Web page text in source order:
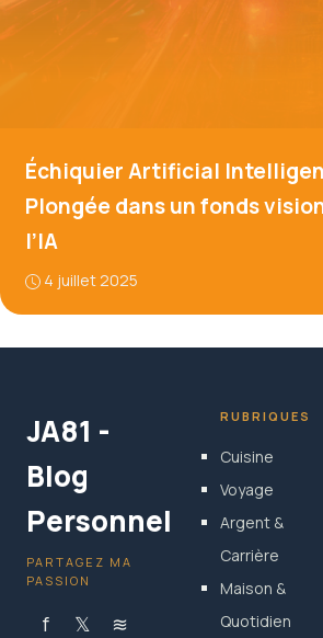
Échiquier Artificial
Plongée dans un fonds
l’IA
4 juillet 2025
JA81 -
Blog
Personnel
PARTAGEZ MA
PASSION
f 𝕏 ≋
RUBRIQUES
Cuisine
Voyage
Argent &
Carrière
Maison &
Quotidien